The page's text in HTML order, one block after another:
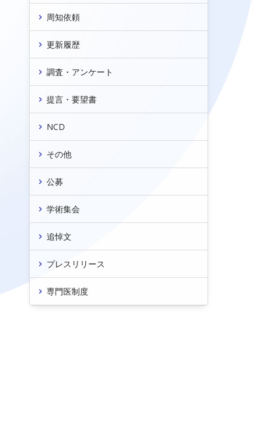
周知依頼
更新履歴
調査・アンケート
提言・要望書
NCD
その他
公募
学術集会
追悼文
プレスリリース
専門医制度